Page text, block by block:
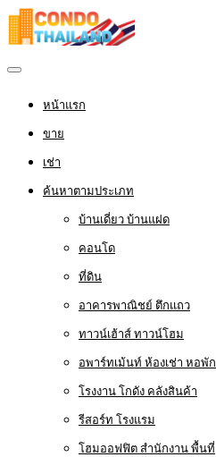
หน้าแรก
ขาย
เช่า
ค้นหาตามประเภท
บ้านเดี่ยว บ้านแฝด
คอนโด
ที่ดิน
อาคารพาณิชย์ ตึกแถว
ทาวน์เฮ้าส์ ทาวน์โฮม
อพาร์ทเม้นท์ ห้องเช่า หอพัก
โรงงาน โกดัง คลังสินค้า
รีสอร์ท โรงแรม
โฮมออฟฟิต สำนักงาน พื้นที่